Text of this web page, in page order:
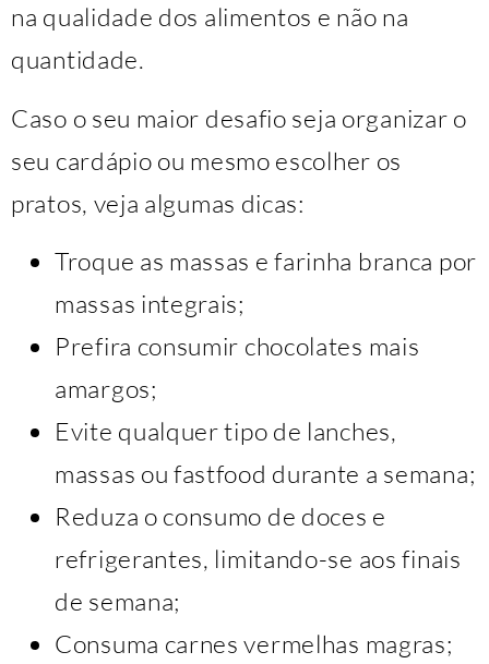
na qualidade dos alimentos e não na
quantidade.
Caso o seu maior desafio seja organizar o
seu cardápio ou mesmo escolher os
pratos, veja algumas dicas:
Troque as massas e farinha branca por
massas integrais;
Prefira consumir chocolates mais
amargos;
Evite qualquer tipo de lanches,
massas ou fastfood durante a semana;
Reduza o consumo de doces e
refrigerantes, limitando-se aos finais
de semana;
Consuma carnes vermelhas magras;